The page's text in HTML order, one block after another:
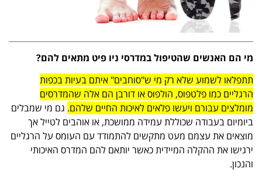
מי הם האנשים שהטיפול במדרסי ניו פיט מתאים להם?
תתפלאו לשמוע שלא רק מי ש"סוחבים" איתם בעיות בכפות
הרגליים כמו פלטפוס, הולפוס או דורבן הם אלה שהמדרסים
מומלצים עבורם ויעשו פלאים לאיכות החיים שלהם. גם מי שמבלים
ביומיום בעבודה שכוללת עמידה ממושכת, או אוהבים לטייל אך
מוצאים את עצמם מעט מתקשים להתמודד עם העומס על הרגליים
ירגישו את ההקלה המיידית כאשר יותאם להם המדרס האיכותי
והנכון.